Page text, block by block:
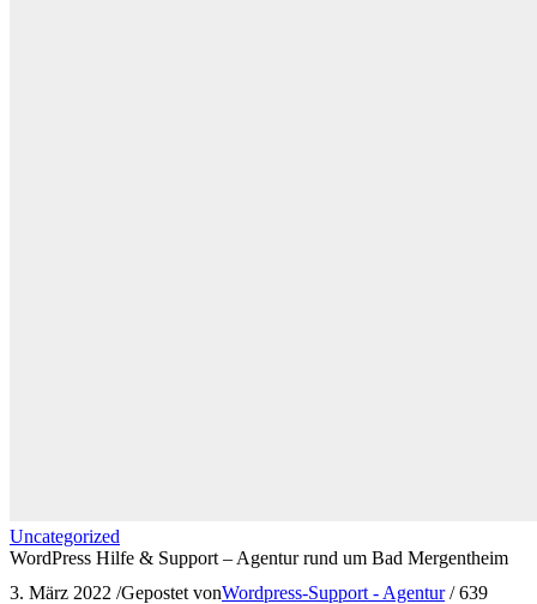
Uncategorized
WordPress Hilfe & Support – Agentur rund um Bad Mergentheim
3. März 2022 /Gepostet vonWordpress-Support - Agentur / 639